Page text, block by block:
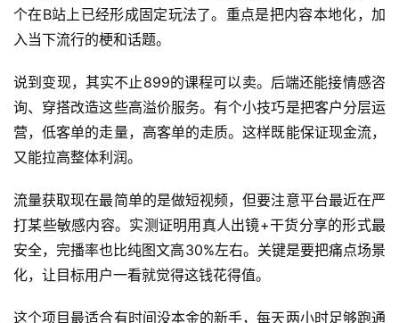
个在B站上已经形成固定玩法了。重点是把内容本地化，加
入当下流行的梗和话题。
说到变现，其实不止899的课程可以卖。后端还能接情感咨
询、穿搭改造这些高溢价服务。有个小技巧是把客户分层运
营，低客单的走量，高客单的走质。这样既能保证现金流，
又能拉高整体利润。
流量获取现在最简单的是做短视频，但要注意平台最近在严
打某些敏感内容。实测证明用真人出镜+干货分享的形式最
安全，完播率也比纯图文高30%左右。关键是要把痛点场景
化，让目标用户一看就觉得这钱花得值。
这个项目最适合有时间没本金的新手，每天两小时足够跑通